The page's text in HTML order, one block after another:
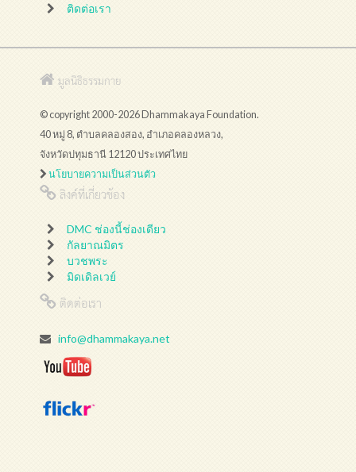
ติดต่อเรา
มูลนิธิธรรมกาย
© copyright 2000-2026 Dhammakaya Foundation.
40 หมู่ 8, ตำบลคลองสอง, อำเภอคลองหลวง,
จังหวัดปทุมธานี 12120 ประเทศไทย
นโยบายความเป็นส่วนตัว
ลิงค์ที่เกี่ยวข้อง
DMC ช่องนี้ช่องเดียว
กัลยาณมิตร
บวชพระ
มิดเดิลเวย์
ติดต่อเรา
info@dhammakaya.net